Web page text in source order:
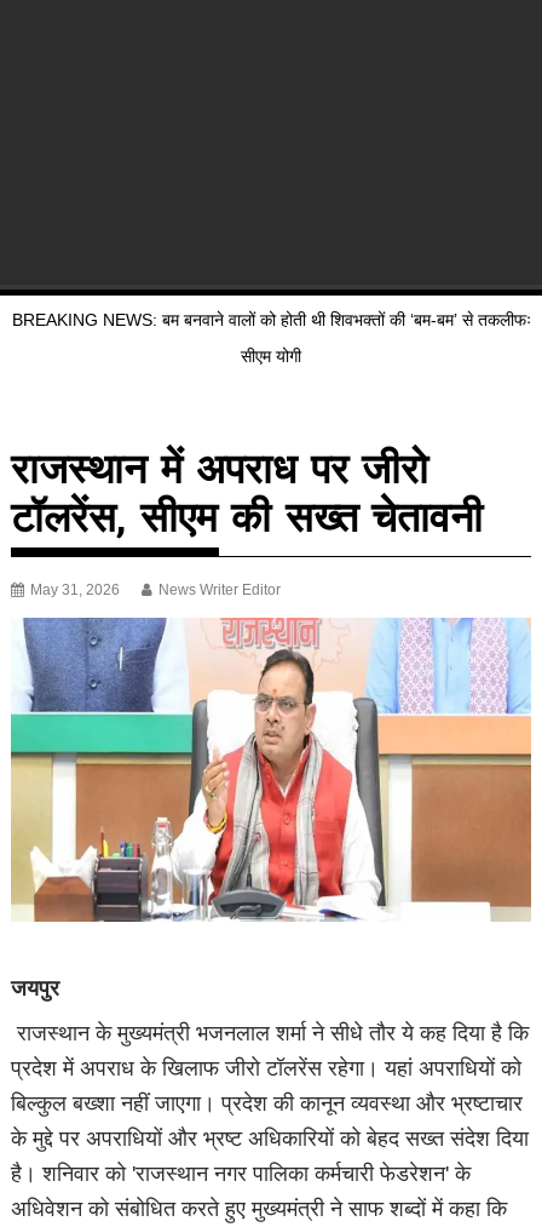
BREAKING NEWS: बम बनवाने वालों को होती थी शिवभक्तों की ‘बम-बम’ से तकलीफः
सीएम योगी
राजस्थान में अपराध पर जीरो
टॉलरेंस, सीएम की सख्त चेतावनी
May 31, 2026 News Writer Editor
जयपुर
राजस्थान के मुख्यमंत्री भजनलाल शर्मा ने सीधे तौर ये कह दिया है कि
प्रदेश में अपराध के खिलाफ जीरो टॉलरेंस रहेगा। यहां अपराधियों को
बिल्कुल बख्शा नहीं जाएगा। प्रदेश की कानून व्यवस्था और भ्रष्टाचार
के मुद्दे पर अपराधियों और भ्रष्ट अधिकारियों को बेहद सख्त संदेश दिया
है। शनिवार को 'राजस्थान नगर पालिका कर्मचारी फेडरेशन' के
अधिवेशन को संबोधित करते हुए मुख्यमंत्री ने साफ शब्दों में कहा कि